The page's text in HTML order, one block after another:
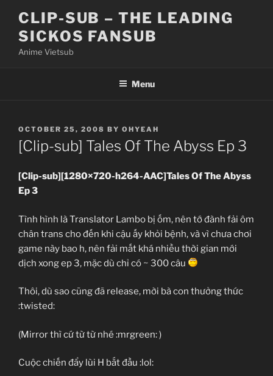
content
CLIP-SUB – THE LEADING
SICKOS FANSUB
Anime Vietsub
Menu
POSTED
ON
OCTOBER 25, 2008 BY OHYEAH
[Clip-sub] Tales Of The Abyss Ep 3
[Clip-sub][1280×720-h264-AAC]Tales Of The Abyss
Ep 3
Tình hình là Translator Lambo bị ốm, nên tớ đành fải ôm
chân trans cho đến khi cậu ấy khỏi bệnh, và vì chưa chơi
game này bao h, nên fải mất khá nhiều thời gian mới
dịch xong ep 3, mặc dù chỉ có ~ 300 câu
Thôi, dù sao cũng đã release, mời bà con thưởng thức
:twisted:
(Mirror thì cứ từ từ nhé :mrgreen: )
Cuộc chiến đẩy lùi H bắt đầu :lol: